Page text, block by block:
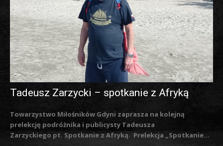
Tadeusz Zarzycki – spotkanie z Afryką
Towarzystwo Miłośników Gdyni zaprasza na kolejną
prelekcję podróżnika i publicysty Tadeusza
Zarzyckiego pt. Spotkanie z Afryką. Prelekcja „Spotkanie...